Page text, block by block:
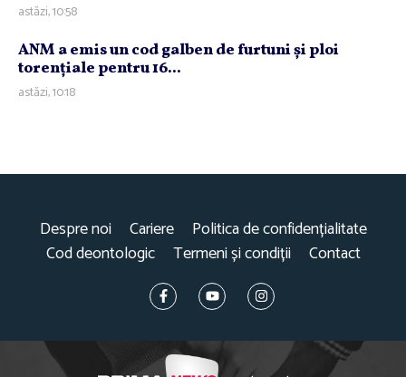
astăzi, 10:58
ANM a emis un cod galben de furtuni şi ploi
torenţiale pentru 16...
astăzi, 10:18
Despre noi Cariere
Politica de confidențialitate
Cod deontologic
Termeni și condiții Contact